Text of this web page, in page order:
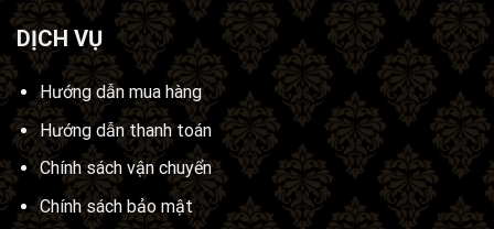
DỊCH VỤ
Hướng dẫn mua hàng
Hướng dẫn thanh toán
Chính sách vận chuyển
Chính sách bảo mật